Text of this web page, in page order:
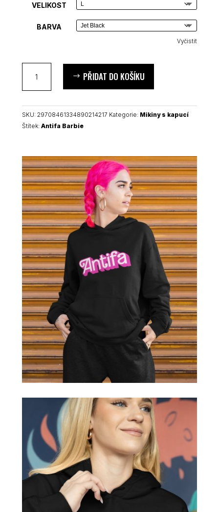
VELIKOST
BARVA
Vyčistit
Barbie
dámská
množství
PŘIDAT DO KOŠÍKU
SKU: 29708461334890214217 Kategorie: Mikiny s kapucí
Štítek: Antifa Barbie